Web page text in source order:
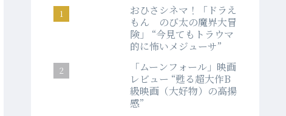
おひさシネマ！「ドラえ
もん のび太の魔界大冒
険」 “今見てもトラウマ
的に怖いメジューサ”
「ムーンフォール」映画
レビュー “甦る超大作B
級映画（大好物）の高揚
感”